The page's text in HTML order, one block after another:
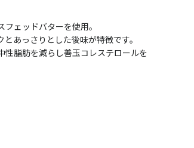
ェッドバターを使用。
あっさりとした後味が特徴です。
脂肪を減らし善玉コレステロールを